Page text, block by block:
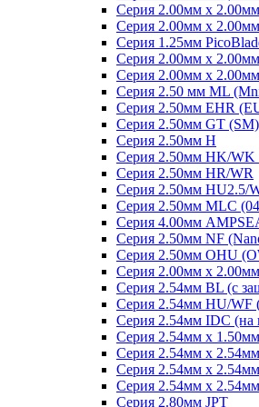
Серия 2.00мм x
Серия 2.00мм x
Серия 1.25мм
Серия 2.00мм х
Серия 2.00мм х
Серия 2.50 мм ML
Серия 2.50мм EHR
Серия 2.50мм GT (SM)
Серия 2.50мм H
Серия 2.50мм HK/
Серия 2.50мм HR/WR
Серия 2.50мм HU2.5/
Серия 2.50мм MLC
Серия 4.00мм
Серия 2.50мм NF
Серия 2.50мм OHU
Серия 2.00мм x
Серия 2.54мм BL (с
Серия 2.54мм HU/WF
Серия 2.54мм IDC (на
Серия 2.54мм х
Серия 2.54мм х
Серия 2.54мм х
Серия 2.54мм х
Серия 2.80мм JPT